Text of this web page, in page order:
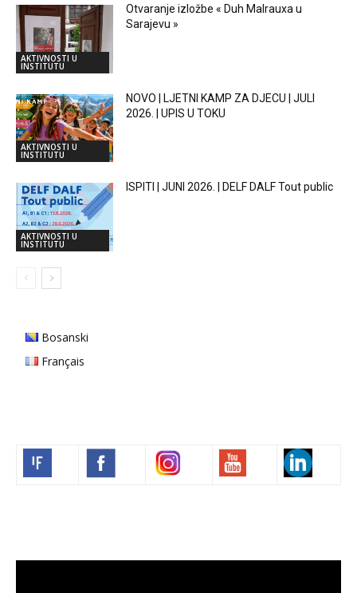
AKTIVNOSTI U
INSTITUTU
Otvaranje izložbe « Duh Malrauxa u
Sarajevu »
AKTIVNOSTI U
INSTITUTU
NOVO | LJETNI KAMP ZA DJECU | JULI
2026. | UPIS U TOKU
AKTIVNOSTI U
INSTITUTU
ISPITI | JUNI 2026. | DELF DALF Tout public
Bosanski
Français